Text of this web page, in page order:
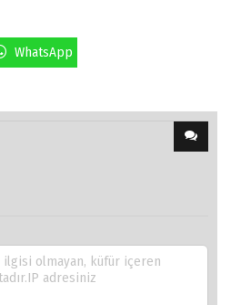
WhatsApp